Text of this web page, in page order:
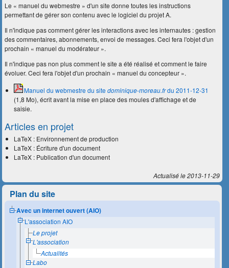
Le « manuel du webmestre » d'un site donne toutes les instructions
permettant de gérer son contenu avec le logiciel du projet A.
Il n'indique pas comment gérer les interactions avec les internautes : gestion
des commentaires, abonnements, envoi de messages. Ceci fera l'objet d'un
prochain « manuel du modérateur ».
Il n'indique pas non plus comment le site a été réalisé et comment le faire
évoluer. Ceci fera l'objet d'un prochain « manuel du concepteur ».
Manuel du webmestre du sitedominique-moreau.frdu 2011-12-31
(1,8 Mo), écrit avant la mise en place des moules d'affichage et de
saisie.
Articles en projet
LaTeX : Environnement de production
LaTeX : Écriture d'un document
LaTeX : Publication d'un document
Actualisé le 2013-11-29
Plan du site
Avec un internet ouvert (AIO)
L'association AIO
Le projet
L'association
Actualités
Labo